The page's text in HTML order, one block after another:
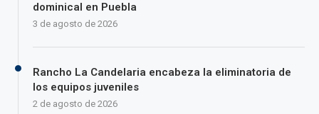
dominical en Puebla
3 de agosto de 2026
Rancho La Candelaria encabeza la eliminatoria de
los equipos juveniles
2 de agosto de 2026